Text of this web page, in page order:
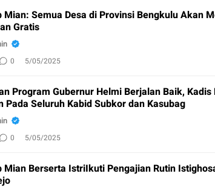
Mian: Semua Desa di Provinsi Bengkulu Akan
Gratis
0 5/05/2025
Program Gubernur Helmi Berjalan Baik,
Pada Seluruh Kabid Subkor dan Kasubag
0 5/05/2025
Mian Berserta IstriIkuti Pengajian Rutin